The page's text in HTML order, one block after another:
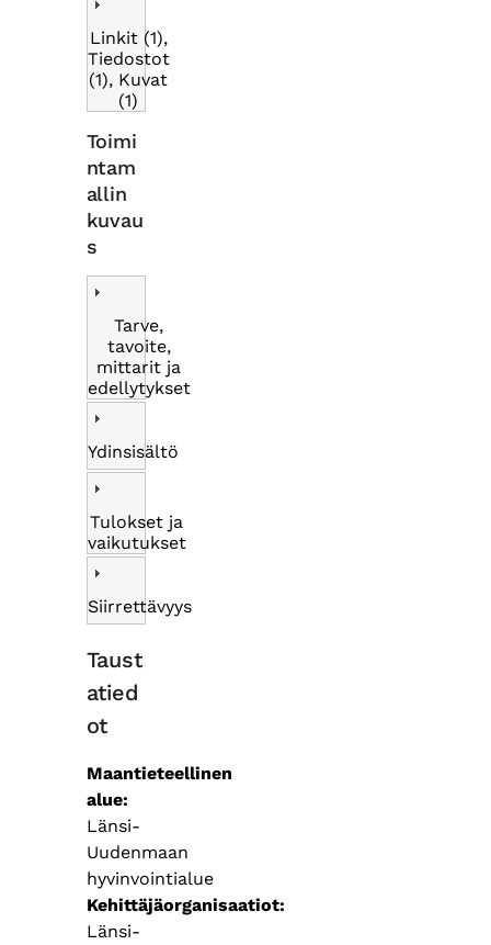
Linkit (1),
Tiedostot
(1), Kuvat
(1)
Toimi
ntam
allin
kuvau
s
Tarve,
tavoite,
mittarit ja
edellytykset
Ydinsisältö
Tulokset ja
vaikutukset
Siirrettävyys
Taust
atied
ot
Maantieteellinen
alue
Länsi-
Uudenmaan
hyvinvointialue
Kehittäjäorganisaatiot
Länsi-